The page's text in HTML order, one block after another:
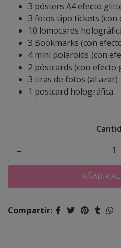
3 pósters A4 efecto
3 fotos tipo tickets (con
10 lomocards
3 Bookmarks (con
4 mini polaroids (con
2 póstcards (con efecto
3 tiras de fotos (al azar)
1 postcard holográfica.
-
Compartir: